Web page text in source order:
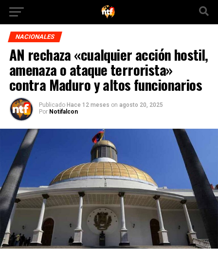
NACIONALES
AN rechaza «cualquier acción hostil,
amenaza o ataque terrorista»
contra Maduro y altos funcionarios
Publicado Hace 12 meses on agosto 20, 2025
Por Notifalcon